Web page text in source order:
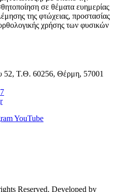
σε θέματα ευημερίας
της φτώχειας, προστασίας
χρήσης των φυσικών
52, Τ.Θ. 60256, Θέρμη, 57001
YouTube
Reserved. Developed by